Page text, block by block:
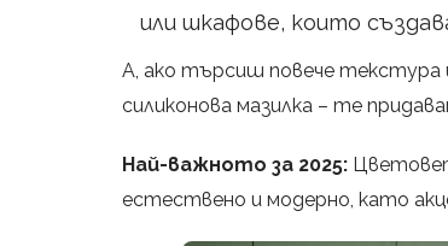
или шкафове, които
А, ако търсиш повече текстура
силиконова мазилка – те
Най-важното за 2025:
естествено и модерно, като